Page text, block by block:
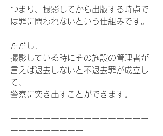
つまり、撮影してから出版する時点で
は罪に問われないという仕組みです。
ただし、
撮影している時にその施設の管理者が
言えば退去しないと不退去罪が成立し
て、
警察に突き出すことができます。
ーーーーーーーーーーーーーーーーー
ーーーーーーーーー